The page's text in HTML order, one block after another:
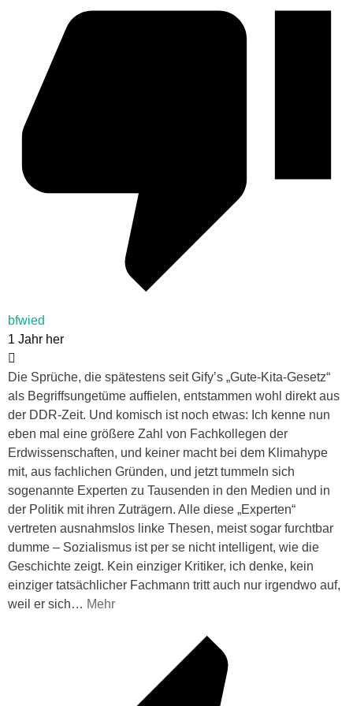
bfwied
1 Jahr her
Die Sprüche, die spätestens seit Gify’s „Gute-Kita-Gesetz“
als Begriffsungetüme auffielen, entstammen wohl direkt aus
der DDR-Zeit. Und komisch ist noch etwas: Ich kenne nun
eben mal eine größere Zahl von Fachkollegen der
Erdwissenschaften, und keiner macht bei dem Klimahype
mit, aus fachlichen Gründen, und jetzt tummeln sich
sogenannte Experten zu Tausenden in den Medien und in
der Politik mit ihren Zuträgern. Alle diese „Experten“
vertreten ausnahmslos linke Thesen, meist sogar furchtbar
dumme – Sozialismus ist per se nicht intelligent, wie die
Geschichte zeigt. Kein einziger Kritiker, ich denke, kein
einziger tatsächlicher Fachmann tritt auch nur irgendwo auf,
weil er sich… Mehr